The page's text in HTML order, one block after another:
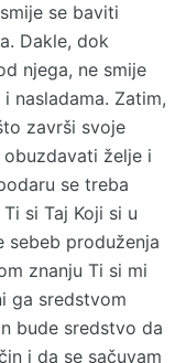
se baviti
Dakle, dok
njega, ne smije
nasladama. Zatim,
završi svoje
želje i
se treba
si Taj Koji si u
sebeb produženja
znanju Ti si mi
ga sredstvom
bude sredstvo da
i da se sačuvam